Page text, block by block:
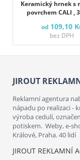
Keramický hrnek s
povrchem CALI ,
od 109,10
bez DPH
JIROUT
Reklamní agentura
nápadu po realizaci -
výroba cedulí,
potiskem. Weby, e-
Králové, Praha. 40 lidí
JIROUT REKLAMNÍ